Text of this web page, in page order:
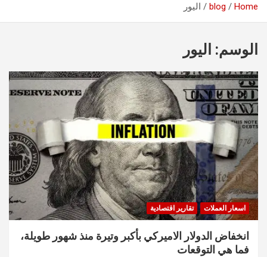
Home
blog اليور
الوسم: اليور
اسعار العملات تقارير اقتصادية
انخفاض الدولار الاميركي بأكبر وتيرة منذ شهور طويلة،
فما هي التوقعات